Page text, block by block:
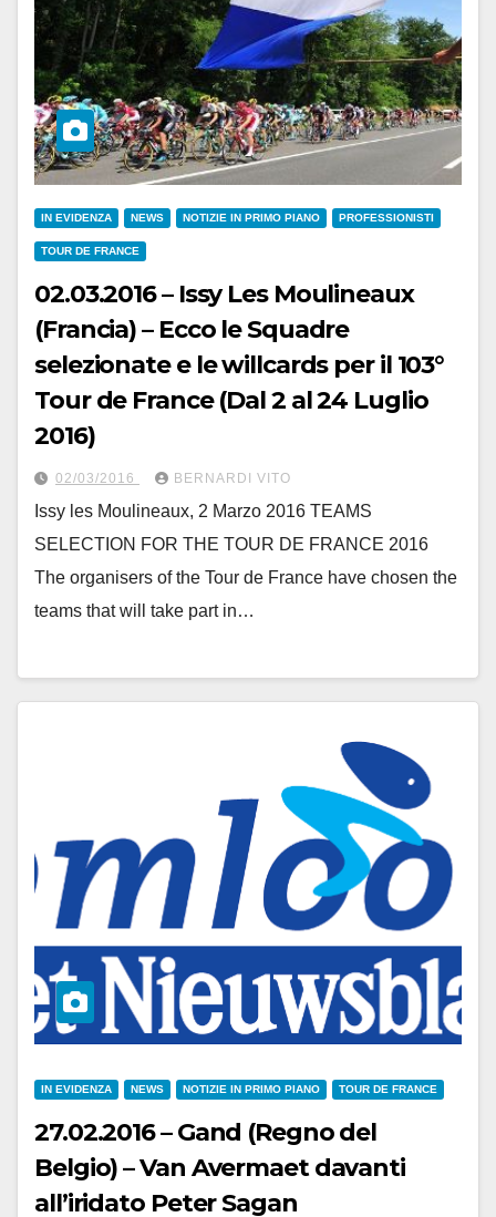
IN EVIDENZA NEWS NOTIZIE IN PRIMO PIANO PROFESSIONISTI
TOUR DE FRANCE
02.03.2016 – Issy Les Moulineaux
(Francia) – Ecco le Squadre
selezionate e le willcards per il 103°
Tour de France (Dal 2 al 24 Luglio
2016)
02/03/2016 BERNARDI VITO
Issy les Moulineaux, 2 Marzo 2016 TEAMS
SELECTION FOR THE TOUR DE FRANCE 2016
The organisers of the Tour de France have chosen the
teams that will take part in…
IN EVIDENZA NEWS NOTIZIE IN PRIMO PIANO TOUR DE FRANCE
27.02.2016 – Gand (Regno del
Belgio) – Van Avermaet davanti
all’iridato Peter Sagan